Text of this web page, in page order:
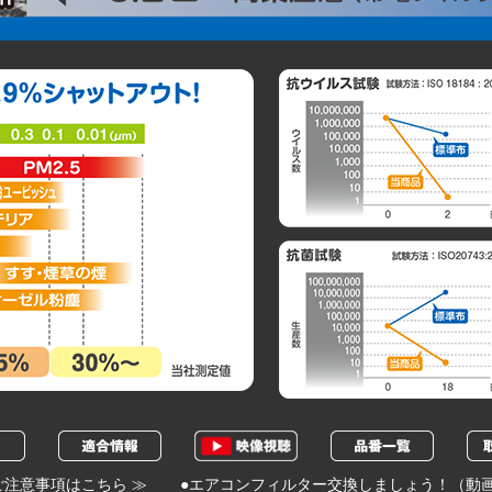
注意事項はこちら ≫ ●エアコンフィルター交換しましょう！（動